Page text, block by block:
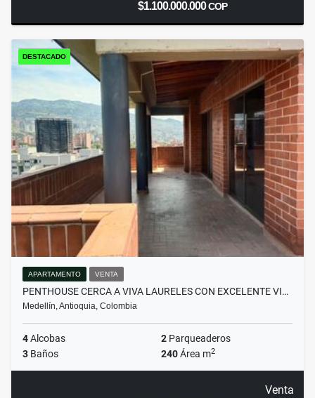
$1.100.000.000COP
DESTACADO
APARTAMENTO VENTA
PENTHOUSE CERCA A VIVA LAURELES CON EXCELENTE VI…
Medellín, Antioquia, Colombia
4Alcobas 2 Parqueaderos
3 Baños 240Área m2
Venta